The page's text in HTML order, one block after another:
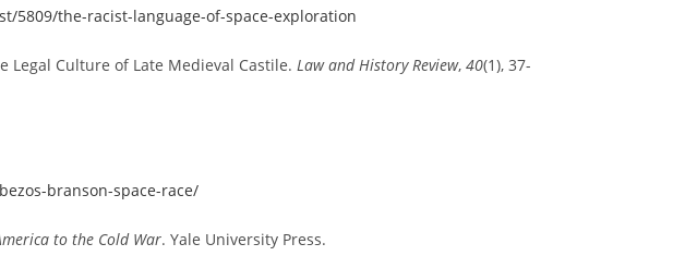
5809/the-racist-language-of-space-exploration
Legal Culture of Late Medieval Castile. Law and History Review, 40(1), 37-
branson-space-race/
to the Cold War. Yale University Press.